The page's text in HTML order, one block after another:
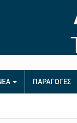
ΠΑΡΑΓΩΓΕΣ